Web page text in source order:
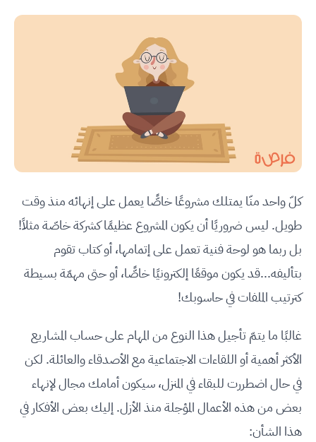
كلّ واحد منّا يمتلك مشروعًا خاصًّا يعمل على إنهائه منذ وقت
طويل. ليس ضروريًا أن يكون المشروع عظيمًا كشركة خاصّة مثلاً!
بل ربما هو لوحة فنية تعمل على إتمامها، أو كتاب تقوم
بتأليفه...قد يكون موقعًا إلكترونيًا خاصًّا، أو حتى مهمّة بسيطة
كترتيب الملفات في حاسوبك!
غالبًا ما يتمّ تأجيل هذا النوع من المهام على حساب المشاريع
الأكثر أهمية أو اللقاءات الاجتماعية مع الأصدقاء والعائلة. لكن
في حال اضطررت للبقاء في المنزل، سيكون أمامك مجال لإنهاء
بعض من هذه الأعمال المؤجلة منذ الأزل. إليك بعض الأفكار في
هذا الشأن: